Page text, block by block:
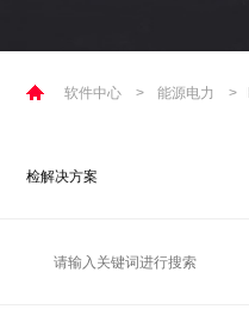
软件中心 > 能源电力 >
检解决方案